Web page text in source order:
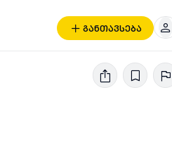
განთავსება